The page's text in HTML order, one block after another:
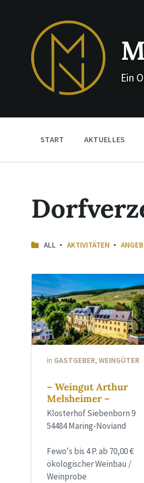
Ein
START AKTUELLES
ALL AKTIVITÄTEN
in GASTGEBER, WEINGÜTER
– Weingut Arthur
Melsheimer –
Klosterhof Siebenborn 9
54484 Maring-Noviand
Fewo's bis 4 P. ab 70,00 €
ökologischer Weinbau /
Weinprobe